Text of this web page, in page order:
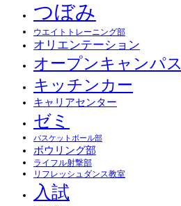
つぼみ
ウエイトトレーニング部
オリエンテーション
オープンキャンパス
キッチンカー
キャリアセンター
ゼミ
バスケットボール部
ボウリング部
ライフル射撃部
リフレッシュダンス教室
入試